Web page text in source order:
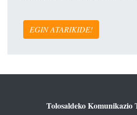
EGIN ATARIKIDE!
Tolosaldeko Komunikazio